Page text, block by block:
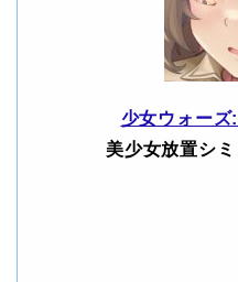
少女ウォー
美少女放置シ